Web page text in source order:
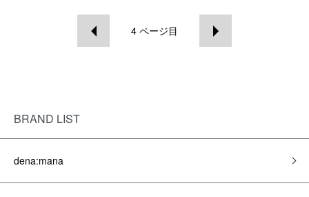
4 ページ目
BRAND LIST
dena:mana